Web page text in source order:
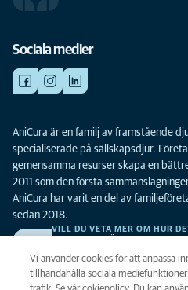
Sociala medier
AniCura är en familj av framstående
specialiserade på sällskapsdjur.
gemensamma resurser skapa en
2011 som den första
AniCura har varit en del av
sedan 2018.
VILL DU VETA MER OM HUR
Vi använder cookies för att anpassa
tillhandahålla sociala